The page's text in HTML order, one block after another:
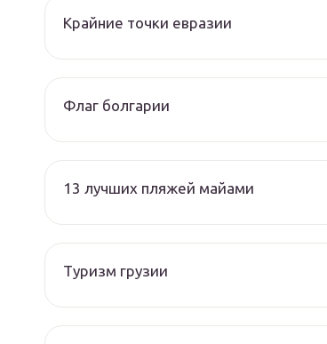
Крайние точки евразии
Флаг болгарии
13 лучших пляжей майами
Туризм грузии